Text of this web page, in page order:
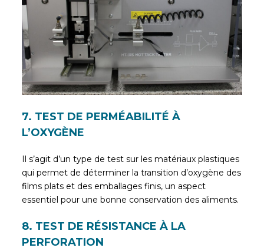
7. TEST DE PERMÉABILITÉ À
L’OXYGÈNE
Il s’agit d’un type de test sur les matériaux plastiques
qui permet de déterminer la transition d’oxygène des
films plats et des emballages finis, un aspect
essentiel pour une bonne conservation des aliments.
8. TEST DE RÉSISTANCE À LA
PERFORATION